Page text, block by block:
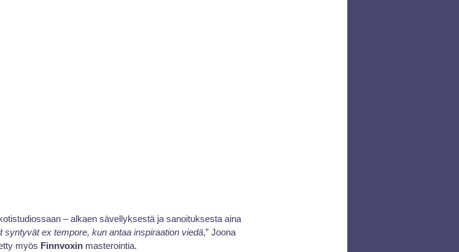
– alkaen sävellyksestä ja sanoituksesta aina
syntyvät ex tempore, kun antaa inspiraation viedä,” Joona
myös Finnvoxin masterointia.